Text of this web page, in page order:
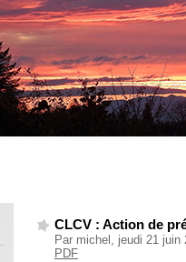
CLCV : Action de
Par michel, jeudi 21 juin
PDF